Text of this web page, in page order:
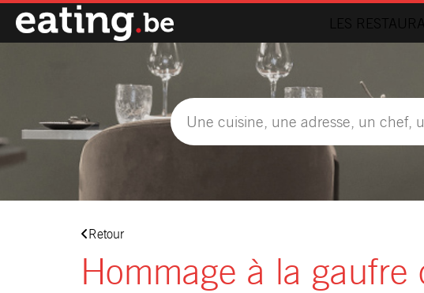
LES
Retour
Hommage à la gaufre